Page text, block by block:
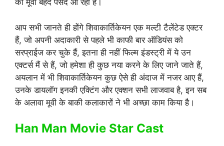
को मूवी बेहद पसंद आ रही है।
आप सभी जानते ही होंगे शिवाकार्तिकेयन एक मल्टी टैलेंटेड एक्टर
हैं, जो अपनी अदाकारी से पहले भी काफी बार ऑडियंस को
सरप्राईज कर चुके हैं, इतना ही नहीं फिल्म इंडस्ट्री में ये उन
एक्टर्स मैं से हैं, जो हमेशा ही कुछ नया करने के लिए जाने जाते हैं,
अयलान में भी शिवाकार्तिकेयन कुछ ऐसे ही अंदाज में नजर आए हैं,
उनके डायलॉग इनकी एक्टिंग और एक्शन सभी लाजवाब है, इन सब
के अलावा मूवी के बाकी कलाकारों ने भी अच्छा काम किया है।
Han Man Movie Star Cast